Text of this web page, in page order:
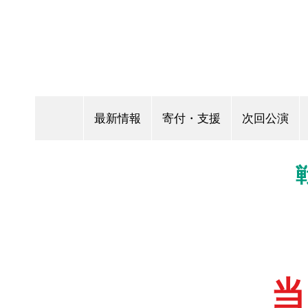
最新情報 寄付・支援 次回公演